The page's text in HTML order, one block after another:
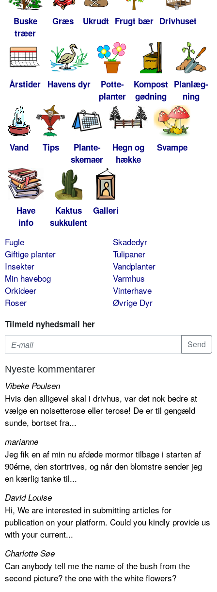
Buske
træer
Græs Ukrudt Frugt bær Drivhuset
Årstider Havens dyr
Potte-
planter
Kompost
gødning
Planlæg-
ning
Vand Tips
Plante-
skemaer
Hegn og
hække
Svampe
Have
info
Kaktus
sukkulent
Galleri
Fugle
Giftige planter
Insekter
Min havebog
Orkideer
Roser
Skadedyr
Tulipaner
Vandplanter
Varmhus
Vinterhave
Øvrige Dyr
Tilmeld nyhedsmail her
Nyeste kommentarer
Vibeke Poulsen
Hvis den alligevel skal i drivhus, var det nok bedre at
vælge en noisetterose eller terose! De er til gengæld
sunde, bortset fra...
marianne
Jeg fik en af min nu afdøde mormor tilbage i starten af
90érne, den stortrives, og når den blomstre sender jeg
en kærlig tanke til...
David Louise
Hi, We are interested in submitting articles for
publication on your platform. Could you kindly provide us
with your current...
Charlotte Søe
Can anybody tell me the name of the bush from the
second picture? the one with the white flowers?